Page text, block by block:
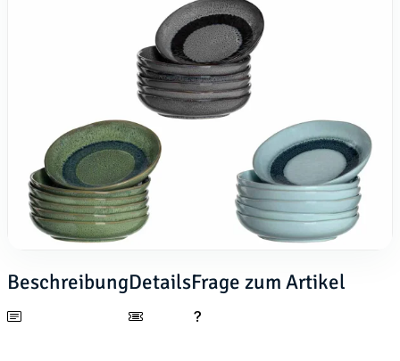
BeschreibungDetailsFrage zum Artikel